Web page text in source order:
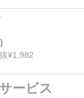
¥1,982
ービス